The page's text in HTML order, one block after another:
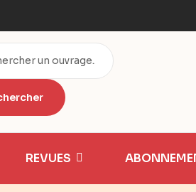
REVUES